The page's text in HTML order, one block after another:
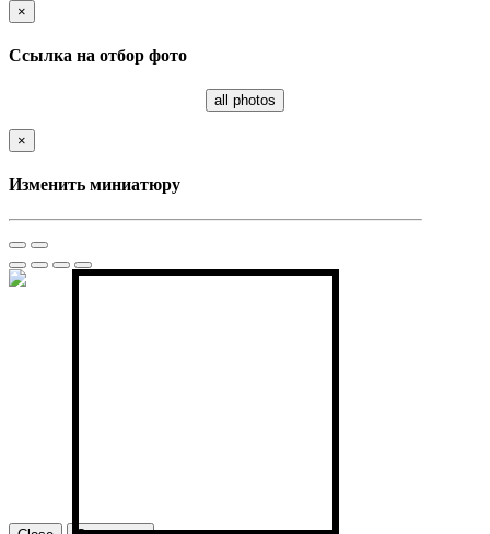
×
Ссылка на отбор фото
all photos
×
Изменить миниатюру